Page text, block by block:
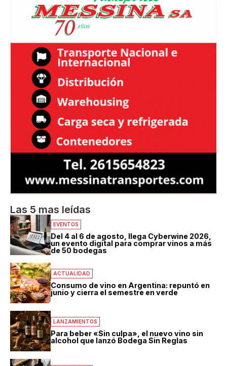
Las 5 mas leídas
EVENTOS
Del 4 al 6 de agosto, llega Cyberwine 2026,
un evento digital para comprar vinos a más
de 50 bodegas
ACTUALIDAD
Consumo de vino en Argentina: repuntó en
junio y cierra el semestre en verde
LANZAMIENTOS
Para beber «Sin culpa», el nuevo vino sin
alcohol que lanzó Bodega Sin Reglas